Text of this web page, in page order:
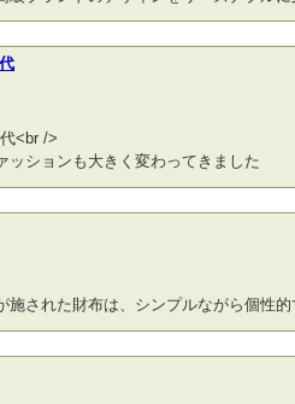
<br />
ッションも大きく変わってきました
施された財布は、シンプルながら個性